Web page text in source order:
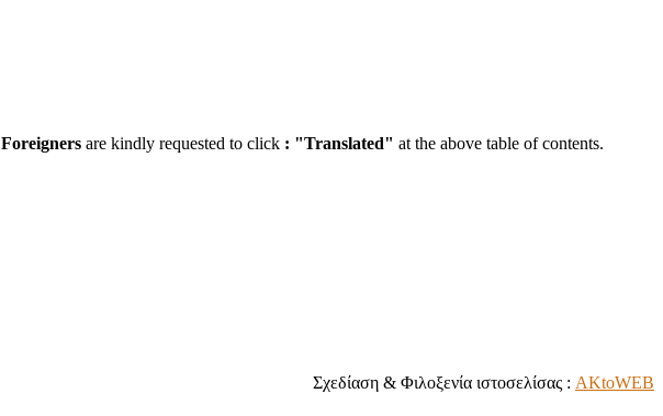
Foreigners are kindly requested to click : "Translated" at the above table of contents.
Σχεδίαση & Φιλοξενία ιστοσελίσας : AKtoWEB